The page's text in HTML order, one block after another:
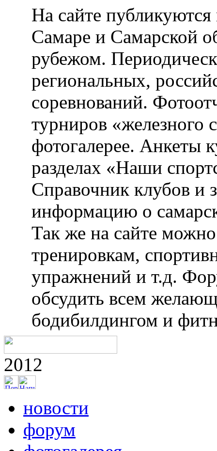
На сайте публикуются
Самаре и Самарской
рубежом.
региональных,
соревнований.
турниров «железного
фотогалерее. Анкеты
разделах «Наши
Справочник клубов и
информацию о
Так же на сайте
тренировкам,
упражнений и т.д.
обсудить всем
бодибилдингом и
2012
новости
форум